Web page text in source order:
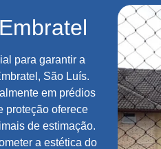
para garantir a
São Luís.
em prédios
proteção oferece
de estimação.
a estética do